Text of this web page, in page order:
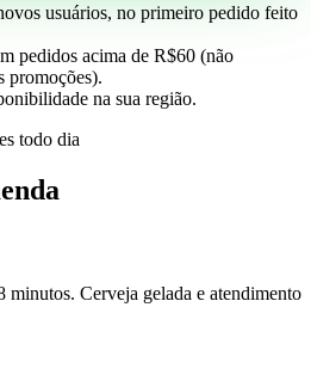
usuários, no primeiro pedido feito
pedidos acima de R$60 (não
promoções).
na sua região.
todo dia
minutos. Cerveja gelada e atendimento